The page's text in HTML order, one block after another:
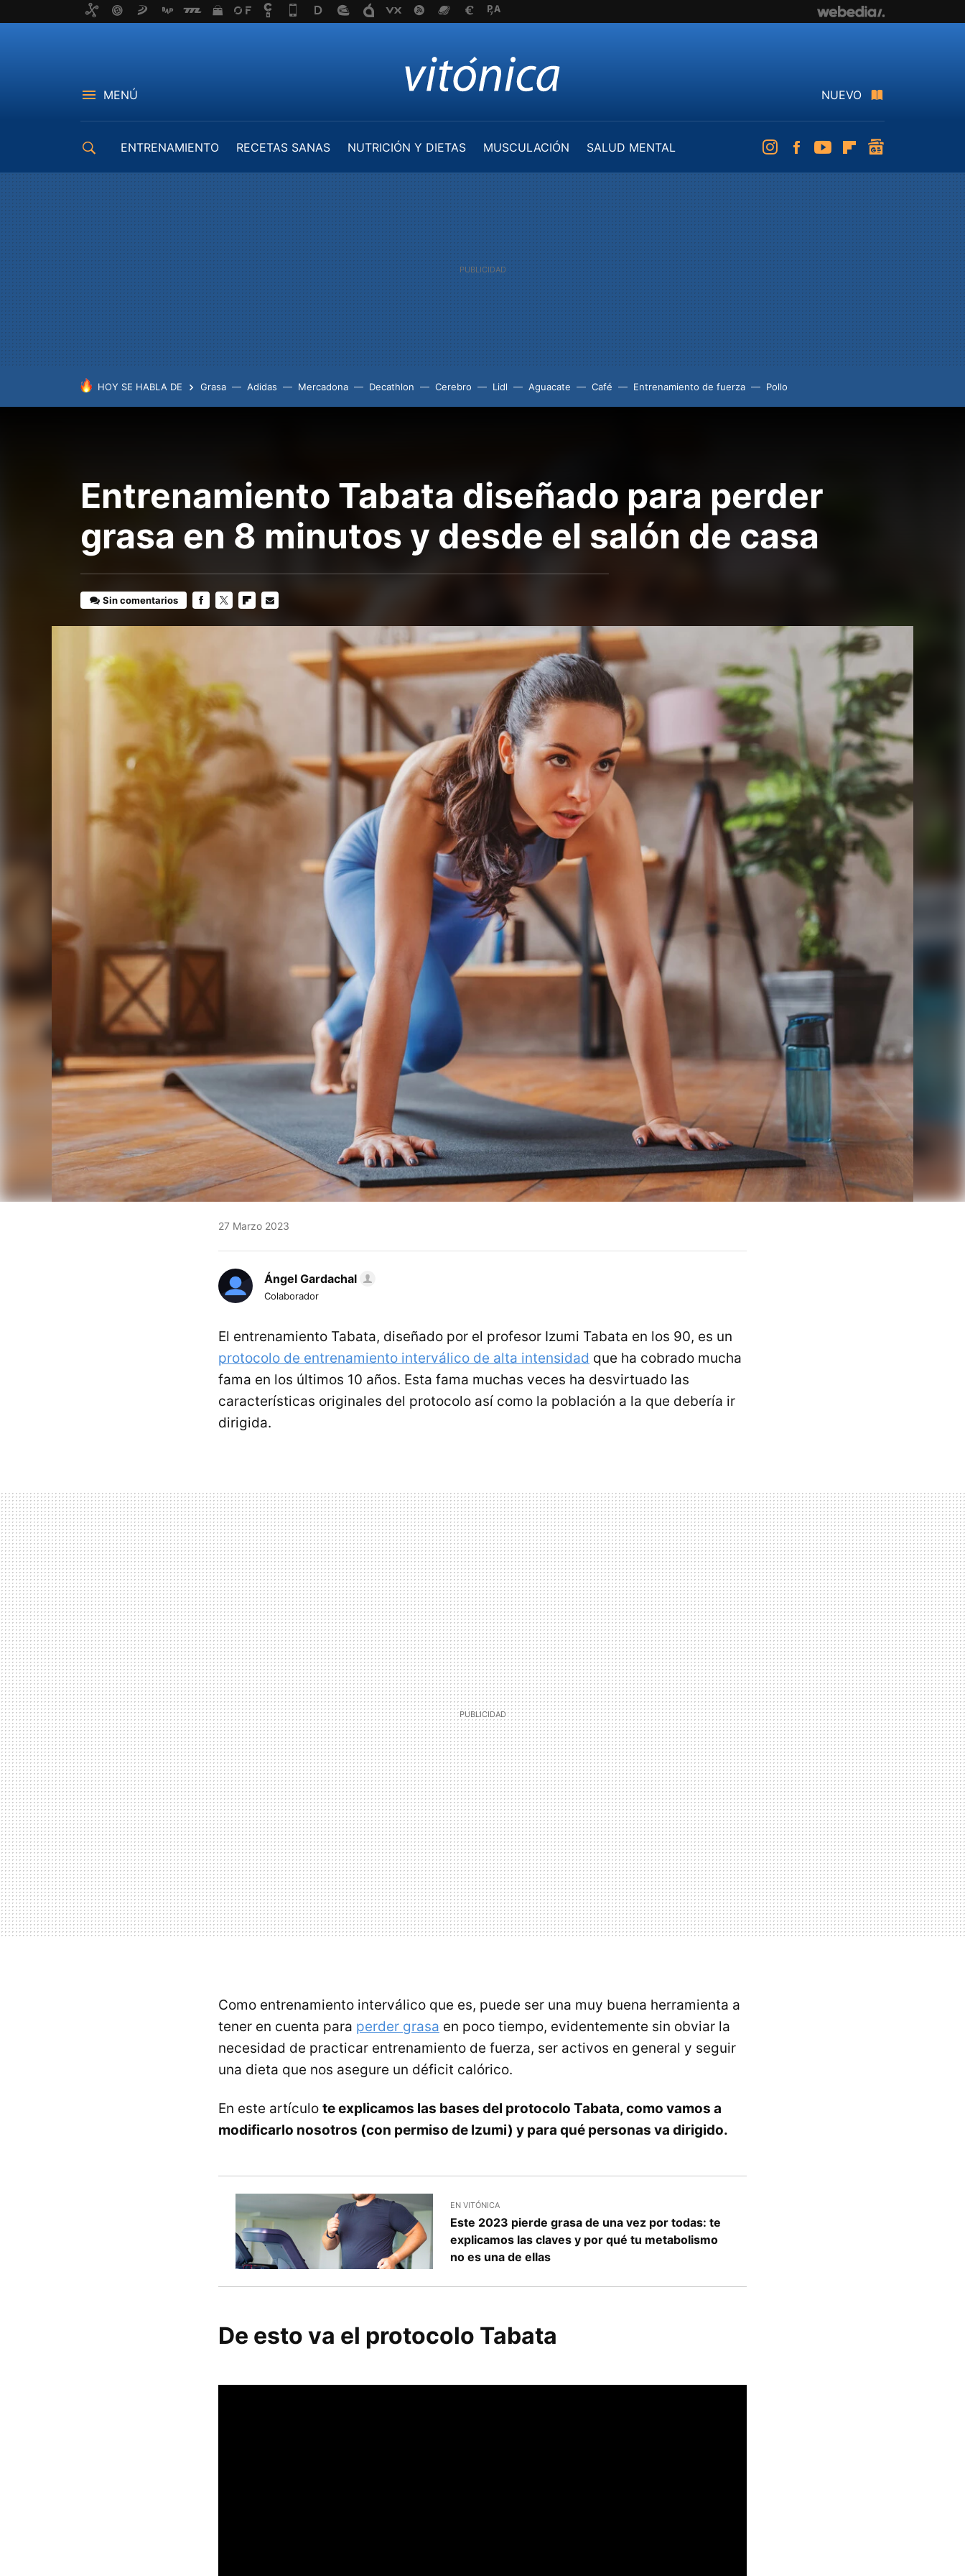
MENÚ NUEVO
ENTRENAMIENTO RECETAS SANAS NUTRICIÓN Y DIETAS MUSCULACIÓN
SALUD MENTAL
InstagramFacebookYoutubeFlipboard
HOY SE HABLA DE Grasa Adidas Mercadona Decathlon Cerebro Lidl Aguacate Café Entrenamiento de fuerza Pollo
Entrenamiento Tabata diseñado para perder
grasa en 8 minutos y desde el salón de casa
Sin comentarios
27 Marzo 2023
Ángel Gardachal
Colaborador
El entrenamiento Tabata, diseñado por el profesor Izumi Tabata en los 90, es un
protocolo de entrenamiento interválico de alta intensidad que ha cobrado mucha
fama en los últimos 10 años. Esta fama muchas veces ha desvirtuado las
características originales del protocolo así como la población a la que debería ir
dirigida.
Como entrenamiento interválico que es, puede ser una muy buena herramienta a
tener en cuenta para perder grasa en poco tiempo, evidentemente sin obviar la
necesidad de practicar entrenamiento de fuerza, ser activos en general y seguir
una dieta que nos asegure un déficit calórico.
En este artículo te explicamos las bases del protocolo Tabata, como vamos a
modificarlo nosotros (con permiso de Izumi) y para qué personas va dirigido.
EN VITÓNICA
Este 2023 pierde grasa de una vez por todas: te
explicamos las claves y por qué tu metabolismo
no es una de ellas
De esto va el protocolo Tabata